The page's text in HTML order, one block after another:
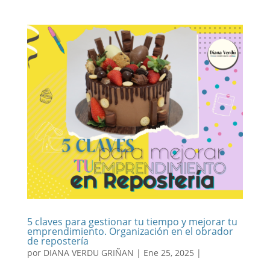
5 claves para gestionar tu tiempo y mejorar tu
emprendimiento. Organización en el obrador
de repostería
por DIANA VERDU GRIÑAN | Ene 25, 2025 |